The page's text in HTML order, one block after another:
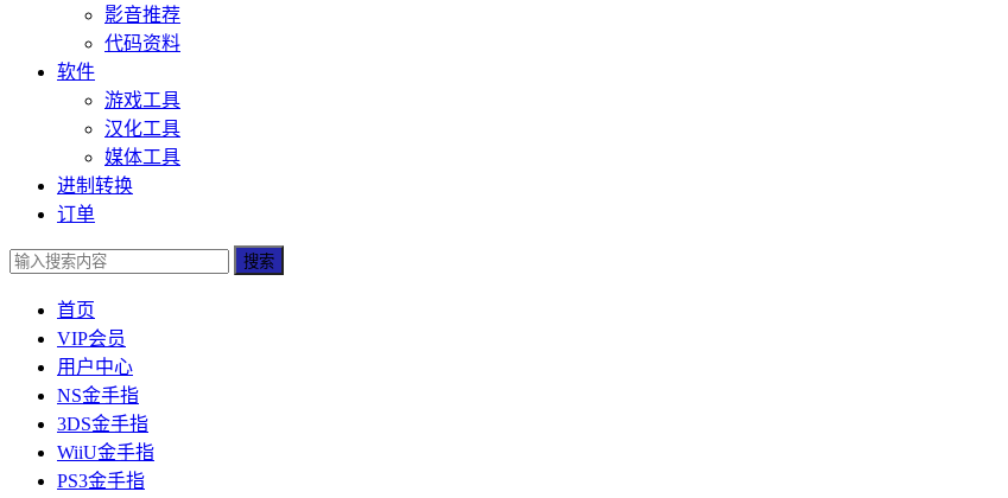
影音推荐
代码资料
软件
游戏工具
汉化工具
媒体工具
进制转换
订单
搜索
首页
VIP会员
用户中心
NS金手指
3DS金手指
WiiU金手指
PS3金手指